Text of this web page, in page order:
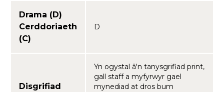
Drama (D)
Cerddoriaeth
(C)
D
Disgrifiad
Yn ogystal â'n tanysgrifiad print,
gall staff a myfyrwyr gael
mynediad at dros bum